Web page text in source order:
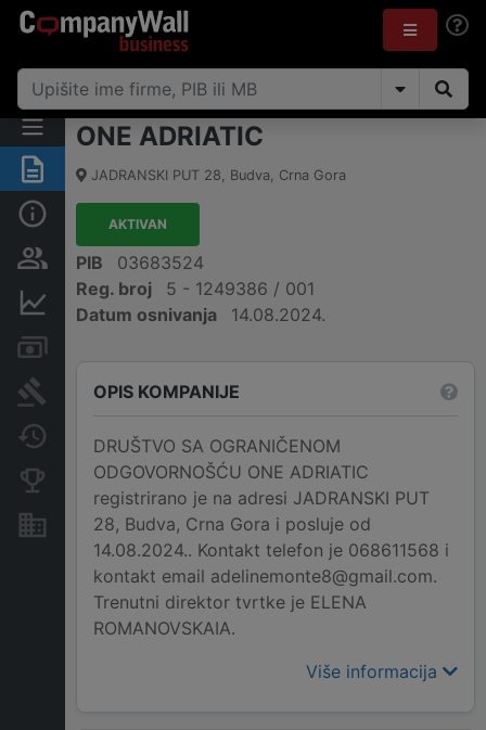
Sažetak
Osobe i vlasništvo
Finansijski podaci
Arhiva sudskih objava
Promjene
Konkurentne kompanije
Nekretnine i imovina
ONE ADRIATIC
JADRANSKI PUT 28, Budva, Crna Gora
AKTIVAN
PIB
03683524
Reg. broj
5 - 1249386 / 001
Datum osnivanja
14.08.2024.
OPIS KOMPANIJE
DRUŠTVO SA OGRANIČENOM
ODGOVORNOŠĆU ONE ADRIATIC
registrirano je na adresi JADRANSKI PUT
28, Budva, Crna Gora i posluje od
14.08.2024.. Kontakt telefon je 068611568 i
kontakt email adelinemonte8@gmail.com.
Trenutni direktor tvrtke je ELENA
ROMANOVSKAIA.
Više informacija